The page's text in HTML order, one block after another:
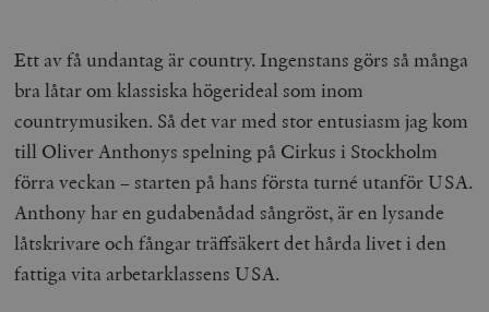
Ett av få undantag är country. Ingenstans görs så många
bra låtar om klassiska högerideal som inom
countrymusiken. Så det var med stor entusiasm jag kom
till Oliver Anthonys spelning på Cirkus i Stockholm
förra veckan – starten på hans första turné utanför USA.
Anthony har en gudabenådad sångröst, är en lysande
låtskrivare och fångar träffsäkert det hårda livet i den
fattiga vita arbetarklassens USA.